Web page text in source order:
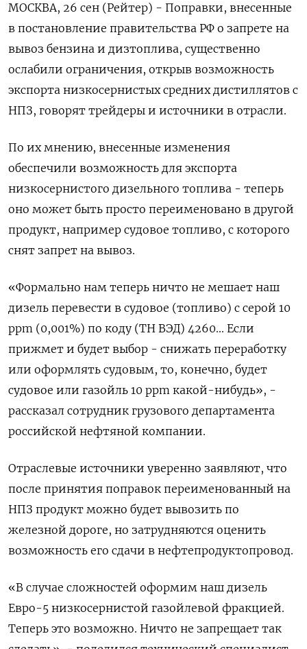
МОСКВА, 26 сен (Рейтер) - Поправки, внесенные
в постановление правительства РФ о запрете на
вывоз бензина и дизтоплива, существенно
ослабили ограничения, открыв возможность
экспорта низкосернистых средних дистиллятов с
НПЗ, говорят трейдеры и источники в отрасли.
По их мнению, внесенные изменения
обеспечили возможность для экспорта
низкосернистого дизельного топлива - теперь
оно может быть просто переименовано в другой
продукт, например судовое топливо, с которого
снят запрет на вывоз.
«Формально нам теперь ничто не мешает наш
дизель перевести в судовое (топливо) с серой 10
ppm (0,001%) по коду (ТН ВЭД) 4260... Если
прижмет и будет выбор - снижать переработку
или оформлять судовым, то, конечно, будет
судовое или газойль 10 ppm какой-нибудь», -
рассказал сотрудник грузового департамента
российской нефтяной компании.
Отраслевые источники уверенно заявляют, что
после принятия поправок переименованный на
НПЗ продукт можно будет вывозить по
железной дороге, но затрудняются оценить
возможность его сдачи в нефтепродуктопровод.
«В случае сложностей оформим наш дизель
Евро-5 низкосернистой газойлевой фракцией.
Теперь это возможно. Ничто не запрещает так